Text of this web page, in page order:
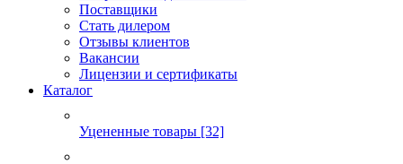
Поставщики
Стать дилером
Отзывы клиентов
Вакансии
Лицензии и сертификаты
Каталог
Уцененные товары [32]